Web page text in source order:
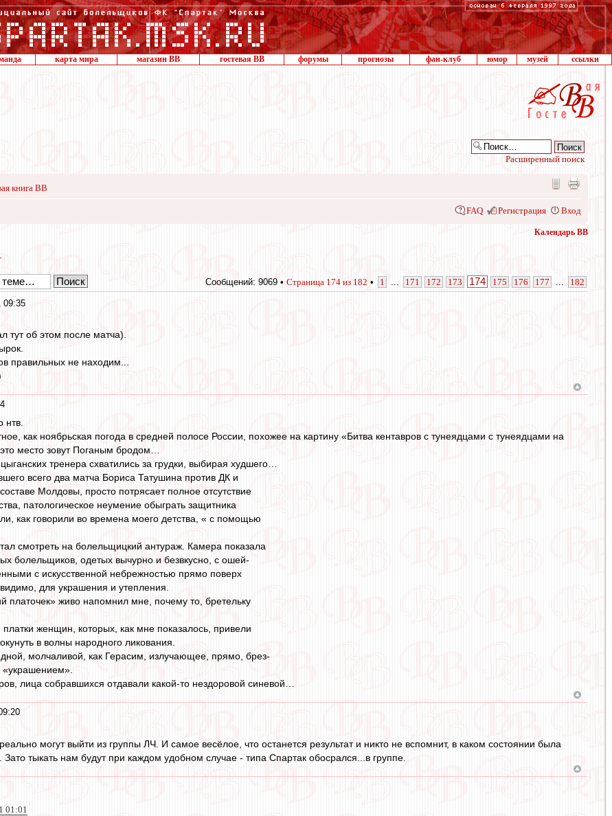
карта мира магазин ВВ гостевая ВВ форумы прогнозы фан-клуб юмор музей ссылки
Расширенный поиск
книга ВВ
FAQ Регистрация Вход
Календарь ВВ
Сообщений: 9069 • Страница 174 из 182 • 1 171 172 173 174 175 176 177 182
09:35
тут об этом после матча).
правильных не находим...
нтв.
как ноябрьская погода в средней полосе России, похожее на картину «Битва кентавров с тунеядцами с тунеядцами на
место зовут Поганым бродом…
тренера схватились за грудки, выбирая худшего…
всего два матча Бориса Татушина против ДК и
Молдовы, просто потрясает полное отсутствие
патологическое неумение обыграть защитника
как говорили во времена моего детства, « с помощью
смотреть на болельщицкий антураж. Камера показала
болельщиков, одетых вычурно и безвкусно, с ошей-
с искусственной небрежностью прямо поверх
для украшения и утепления.
платочек» живо напомнил мне, почему то, бретельку
женщин, которых, как мне показалось, привели
в волны народного ликования.
молчаливой, как Герасим, излучающее, прямо, брез-
«украшением».
лица собравшихся отдавали какой-то нездоровой синевой…
могут выйти из группы ЛЧ. И самое весёлое, что останется результат и никто не вспомнит, в каком состоянии была
Зато тыкать нам будут при каждом удобном случае - типа Спартак обосрался...в группе.
01:01